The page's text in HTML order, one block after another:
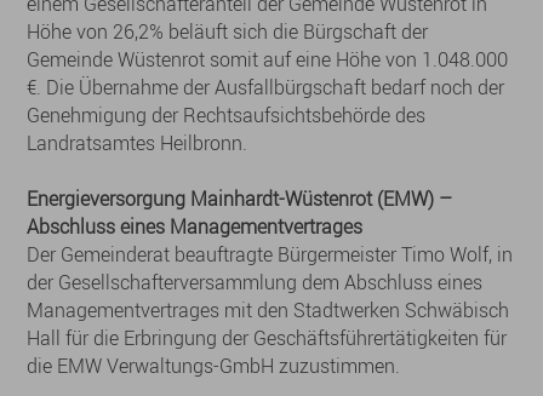
Höhe von 26,2% beläuft sich die Bürgschaft der
Gemeinde Wüstenrot somit auf eine Höhe von 1.048.000
€. Die Übernahme der Ausfallbürgschaft bedarf noch der
Genehmigung der Rechtsaufsichtsbehörde des
Landratsamtes Heilbronn.
Energieversorgung Mainhardt-Wüstenrot (EMW) –
Abschluss eines Managementvertrages
Der Gemeinderat beauftragte Bürgermeister Timo Wolf, in
der Gesellschafterversammlung dem Abschluss eines
Managementvertrages mit den Stadtwerken Schwäbisch
Hall für die Erbringung der Geschäftsführertätigkeiten für
die EMW Verwaltungs-GmbH zuzustimmen.